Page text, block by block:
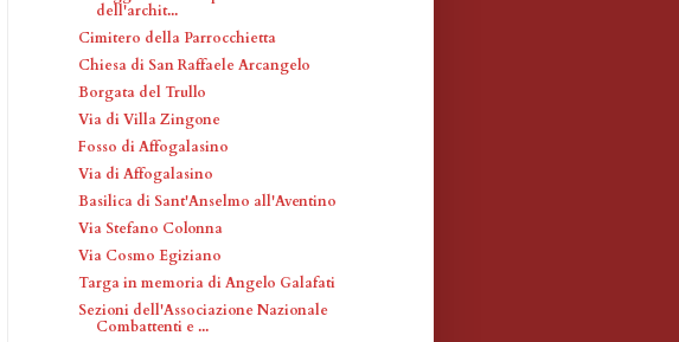
dell'archit...
Cimitero della Parrocchietta
Chiesa di San Raffaele Arcangelo
Borgata del Trullo
Via di Villa Zingone
Fosso di Affogalasino
Via di Affogalasino
Basilica di Sant'Anselmo all'Aventino
Via Stefano Colonna
Via Cosmo Egiziano
Targa in memoria di Angelo Galafati
Sezioni dell'Associazione Nazionale
Combattenti e ...